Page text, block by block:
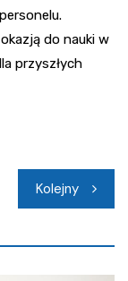
do nauki w
przyszłych
Kolejny